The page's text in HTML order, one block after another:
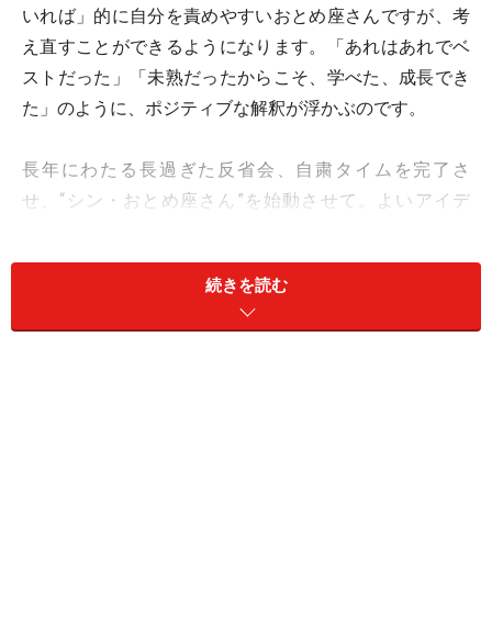
いれば」的に自分を責めやすいおとめ座さんですが、考
え直すことができるようになります。「あれはあれでベ
ストだった」「未熟だったからこそ、学べた、成長でき
た」のように、ポジティブな解釈が浮かぶのです。
長年にわたる長過ぎた反省会、自粛タイムを完了さ
せ、“シン・おとめ座さん”を始動させて。よいアイデ
ず。
GWは、キャンセル、リセール待ちが有望。ダメもとで申
続きを読む